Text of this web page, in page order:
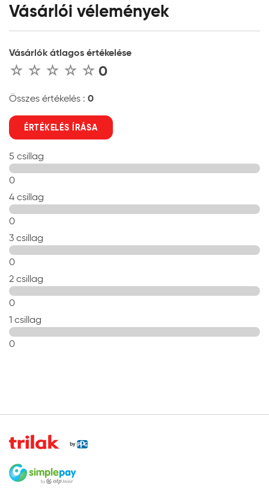
Vásárlói vélemények
Vásárlók átlagos értékelése
0
Összes értékelés : 0
ÉRTÉKELÉS ÍRÁSA
5 csillag
0
4 csillag
0
3 csillag
0
2 csillag
0
1 csillag
0